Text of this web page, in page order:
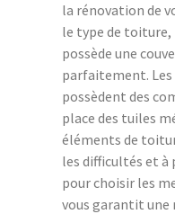
la rénovation de
le type de toiture,
possède une
parfaitement.
possèdent des
place des tuiles
éléments de
les difficultés et à
pour choisir les
vous garantit